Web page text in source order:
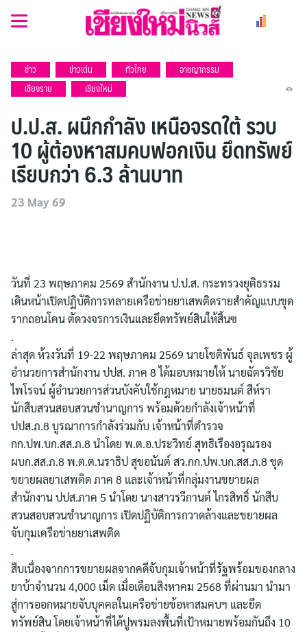
ข่าว ข่าวเด่น ทั่วไทย
อาชญากรรม
เชียงราย
เชียงใหม่
ป.ป.ส. ผนึกกำลัง เหนือจรดใต้ รวบ
10 ผู้ต้องหาสมคบฟอกเงิน ยึดทรัพย์
เรียบกว่า 6.3 ล้านบาท
23 May 69
วันที่ 23 พฤษภาคม 2569 สำนักงาน ป.ป.ส. กระทรวงยุติธรรม
เดินหน้าเปิดปฏิบัติการทลายเครือข่ายยาเสพติดรายสำคัญแบบขุด
รากถอนโคน ตัดวงจรการเงินและยึดทรัพย์สินให้สิ้นซ
.
ล่าสุด ห้วงวันที่ 19-22 พฤษภาคม 2569 นายโชติพันธ์ จุลเพชร ผู้
อำนวยการสำนักงาน ปปส. ภาค 8 ได้มอบหมายให้ นายฉัตรวิชัย
ไพโรจน์ ผู้อำนวยการส่วนบังคับใช้กฎหมาย นายธมนต์ สีห์รา
นักสืบสวนสอบสวนชำนาญการ พร้อมด้วยกำลังเจ้าหน้าที่
ปปส.ภ.8 บูรณาการกำลังร่วมกับ เจ้าหน้าที่ตำรวจ
กก.ปพ.บก.สส.ภ.8 นำโดย พ.ต.อ.ประวิทย์ สุทธิเรืองอรุณรอง
ผบก.สส.ภ.8 พ.ต.ต.นราธิป สุขอนันต์ สว.กก.ปพ.บก.สส.ภ.8 ชุด
ขยายผลยาเสพติด ภาค 8 และเจ้าหน้าที่กลุ่มงานขยายผล
สำนักงาน ปปส.ภาค 5 นำโดย นางสาวรวีกานต์ ไกรสิทธิ์ นักสืบ
สวนสอบสวนชำนาญการ เปิดปฏิบัติการกวาดล้างและขยายผล
จับกุมเครือข่ายยาเสพติด
.
สืบเนื่องจากการขยายผลจากคดีจับกุมเจ้าหน้าที่รัฐพร้อมของกลาง
ยาบ้าจำนวน 4,000 เม็ด เมื่อเดือนสิงหาคม 2568 ที่ผ่านมา นำมา
สู่การออกหมายจับบุคคลในเครือข่ายข้อหาสมคบฯ และยึด
ทรัพย์สิน โดยเจ้าหน้าที่ได้ปูพรมลงพื้นที่เป้าหมายพร้อมกันถึง 10